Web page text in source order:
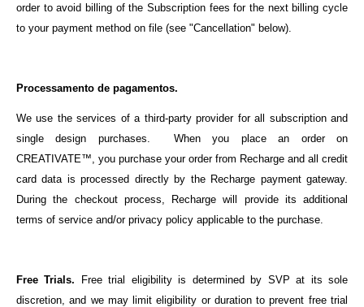
order to avoid billing of the Subscription fees for the next billing cycle
to your payment method on file (see "Cancellation" below).
Processamento de pagamentos.
We use the services of a third-party provider for all subscription and
single design purchases.
When you place an order on
CREATIVATE™, you purchase your order from Recharge and all credit
card data is processed directly by the Recharge payment gateway.
During the checkout process, Recharge will provide its additional
terms of service and/or privacy policy applicable to the purchase.
Free Trials.
Free trial eligibility is determined by SVP at its sole
discretion, and we may limit eligibility or duration to prevent free trial